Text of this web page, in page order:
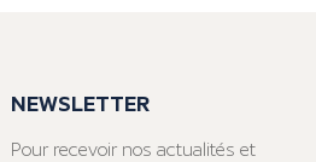
NEWSLETTER
Pour recevoir nos actualités et